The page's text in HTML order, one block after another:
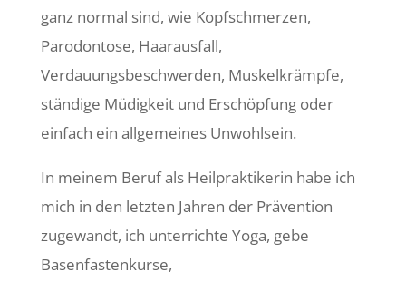
ganz normal sind, wie Kopfschmerzen,
Parodontose, Haarausfall,
Verdauungsbeschwerden, Muskelkrämpfe,
ständige Müdigkeit und Erschöpfung oder
einfach ein allgemeines Unwohlsein.
In meinem Beruf als Heilpraktikerin habe ich
mich in den letzten Jahren der Prävention
zugewandt, ich unterrichte Yoga, gebe
Basenfastenkurse,